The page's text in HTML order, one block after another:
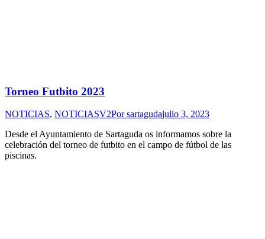
Torneo Futbito 2023
NOTICIAS, NOTICIASV2Porsartagudajulio 3, 2023
Desde el Ayuntamiento de Sartaguda os informamos sobre la
celebración del torneo de futbito en el campo de fútbol de las
piscinas.